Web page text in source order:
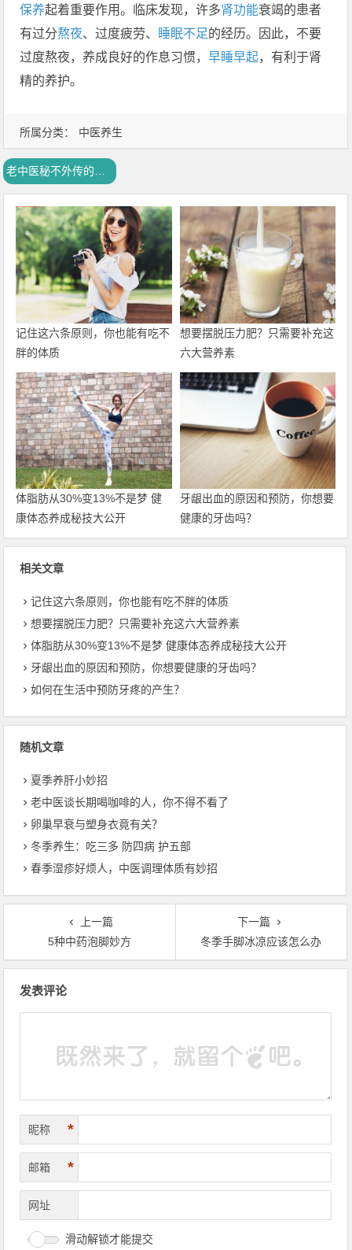
所属分类： 中医养生
保养起着重要作用。临床发现，许多肾功能衰竭的患者
有过分熬夜、过度疲劳、 睡眠不足的经历。因此，不要
过度熬夜，养成良好的作息习惯，早睡早起，有利于肾
精的养护。
记住这六条原则，你也能有吃不
胖的体质
想要摆脱压力肥？只需要补充这
六大营养素
体脂肪从30%变13%不是梦 健
康体态养成秘技大公开
牙龈出血的原因和预防，你想要
健康的牙齿吗？
相关文章
记住这六条原则，你也能有吃不胖的体质
想要摆脱压力肥？只需要补充这六大营养素
体脂肪从30%变13%不是梦 健康体态养成秘技大公开
牙龈出血的原因和预防，你想要健康的牙齿吗？
如何在生活中预防牙疼的产生？
随机文章
夏季养肝小妙招
老中医谈长期喝咖啡的人，你不得不看了
卵巢早衰与塑身衣竟有关？
冬季养生：吃三多 防四病 护五部
春季湿疹好烦人，中医调理体质有妙招
上一篇
5种中药泡脚妙方
下一篇
冬季手脚冰凉应该怎么办
发表评论
昵称 *
邮箱 *
网址
滑动解锁才能提交